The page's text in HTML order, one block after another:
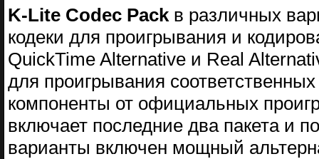
K-Lite Codec Packв различных
кодеки для проигрывания и
QuickTime Alternative и Real
для проигрывания
компоненты от официальных
включает последние два пакета и
варианты включен мощный